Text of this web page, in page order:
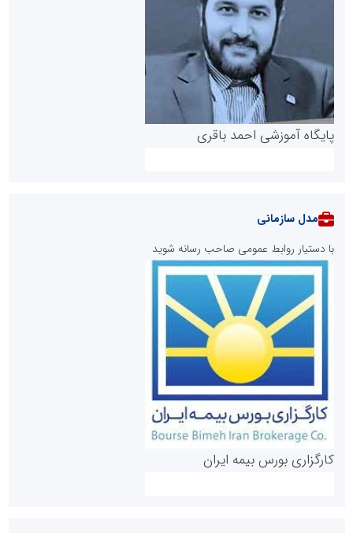
پایگاه آموزشی احمد باقری
روابط عمومی خبرگزاری گزارش خبر
مدل سازمانی
با دستیار روابط عمومی صاحب رسانه شوید
کارگزاری بورس بیمه ایران